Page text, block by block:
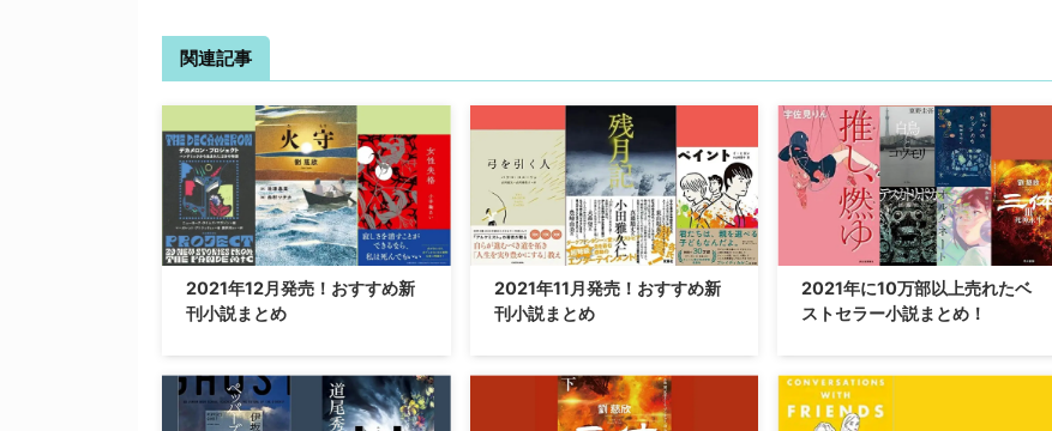
関連記事
2021年12月発売！おすすめ新
刊小説まとめ
2021年11月発売！おすすめ新
刊小説まとめ
2021年に10万部以上売れたベ
ストセラー小説まとめ！